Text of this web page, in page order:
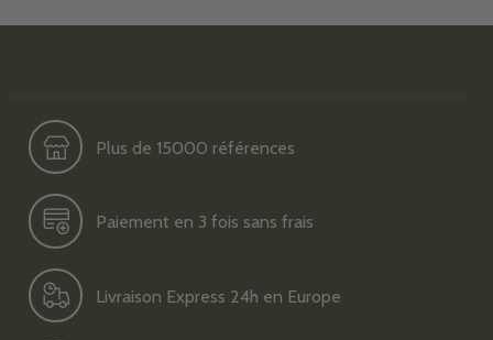
Plus de 15000 références
Paiement en 3 fois sans frais
Livraison Express 24h en Europe